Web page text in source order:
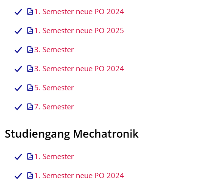
1. Semester neue PO 2024
1. Semester neue PO 2025
3. Semester
3. Semester neue PO 2024
5. Semester
7. Semester
Studiengang Mechatronik
1. Semester
1. Semester neue PO 2024